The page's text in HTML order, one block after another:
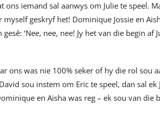
iemand sal aanwys om Julie te speel.
geskryf het! Dominique Jossie en
‘Nee, nee, nee! Jy het van die begin af
ons was nie 100% seker of hy die rol sou
sou instem om Eric te speel, dan sal ek
en Aisha was reg – ek sou van die